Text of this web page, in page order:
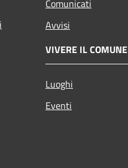
Comunicati
Avvisi
VIVERE IL COMUNE
Luoghi
Eventi